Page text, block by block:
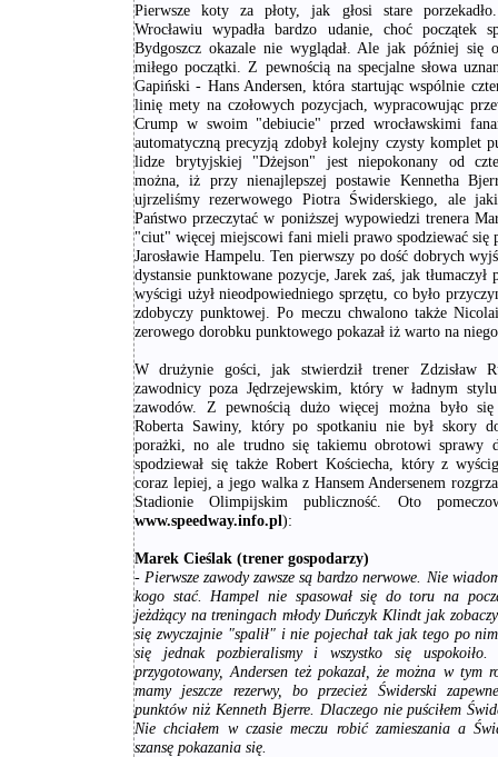
Pierwsze koty za płoty, jak głosi stare
Wrocławiu wypadła bardzo udanie, choć początek
Bydgoszcz okazale nie wyglądał. Ale jak później się
miłego początki. Z pewnością na specjalne słowa
Gapiński - Hans Andersen, która startując wspólnie
linię mety na czołowych pozycjach, wypracowując
Crump w swoim "debiucie" przed wrocławskimi
automatyczną precyzją zdobył kolejny czysty komplet
lidze brytyjskiej "Dżejson" jest niepokonany od
można, iż przy nienajlepszej postawie Kennetha
ujrzeliśmy rezerwowego Piotra Świderskiego, ale
Państwo przeczytać w poniższej wypowiedzi trenera
"ciut" więcej miejscowi fani mieli prawo spodziewać się
Jarosławie Hampelu. Ten pierwszy po dość dobrych
dystansie punktowane pozycje, Jarek zaś, jak tłumaczył
wyścigi użył nieodpowiedniego sprzętu, co było
zdobyczy punktowej. Po meczu chwalono także
zerowego dorobku punktowego pokazał iż warto na
W drużynie gości, jak stwierdził trener Zdzisław
zawodnicy poza Jędrzejewskim, który w ładnym
zawodów. Z pewnością dużo więcej można było
Roberta Sawiny, który po spotkaniu nie był skory
porażki, no ale trudno się takiemu obrotowi sprawy
spodziewał się także Robert Kościecha, który z
coraz lepiej, a jego walka z Hansem Andersenem
Stadionie Olimpijskim publiczność. Oto
www.speedway.info.pl):
Marek Cieślak (trener gospodarzy)
- Pierwsze zawody zawsze są bardzo nerwowe. Nie
kogo stać. Hampel nie spasował się do toru na
jeżdżący na treningach młody Duńczyk Klindt jak
się zwyczajnie "spalił" i nie pojechał tak jak tego po
się jednak pozbieralismy i wszystko się uspokoiło.
przygotowany, Andersen też pokazał, że można w tym
mamy jeszcze rezerwy, bo przecież Świderski
punktów niż Kenneth Bjerre. Dlaczego nie puściłem
Nie chciałem w czasie meczu robić zamieszania a
szansę pokazania się.